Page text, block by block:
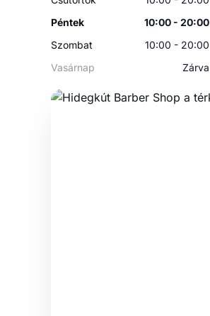
Péntek
10:00 - 20:00
Szombat
10:00 - 20:00
Vasárnap
Zárva